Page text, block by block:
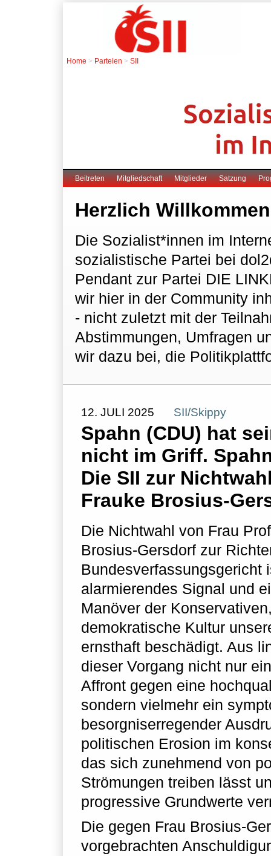
Home > Parteien > SII
Beitreten Mitgliedschaft Mitglieder Satzung
Herzlich
Die Sozialist*innen im
sozialistische Partei bei
Pendant zur Partei DIE
wir hier in der Community
- nicht zuletzt mit der
Abstimmungen, Umfragen
wir dazu bei, die
12. JULI 2025 SII/Skippy
Spahn (CDU) hat
nicht im Griff.
Die SII zur
Frauke Brosius-
Die Nichtwahl von Frau
Brosius-Gersdorf zur
Bundesverfassungsgericht
alarmierendes Signal und
Manöver der
demokratische Kultur
ernsthaft beschädigt. Aus
dieser Vorgang nicht nur
Affront gegen eine
sondern vielmehr ein
besorgniserregender
politischen Erosion im
das sich zunehmend von
Strömungen treiben lässt
progressive Grundwerte
Die gegen Frau Brosius-
vorgebrachten